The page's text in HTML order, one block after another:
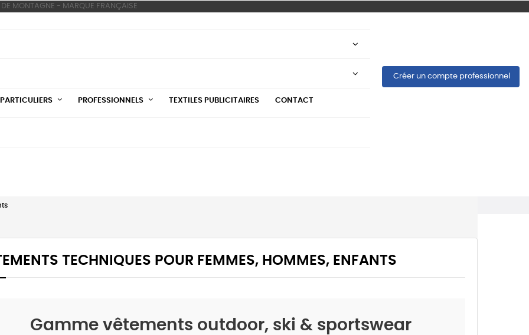
MONTAGNE - MARQUE FRANÇAISE
Créer un compte professionnel
PARTICULIERS PROFESSIONNELS TEXTILES PUBLICITAIRES CONTACT
TECHNIQUES POUR FEMMES, HOMMES, ENFANTS
Gamme vêtements outdoor, ski & sportswear